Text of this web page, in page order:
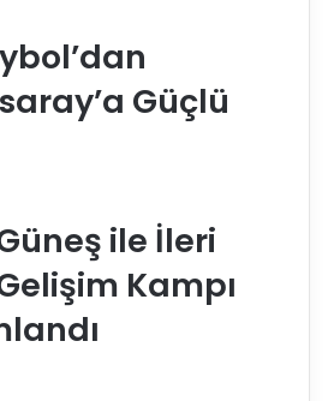
Güçlü
ile İleri
Kampı